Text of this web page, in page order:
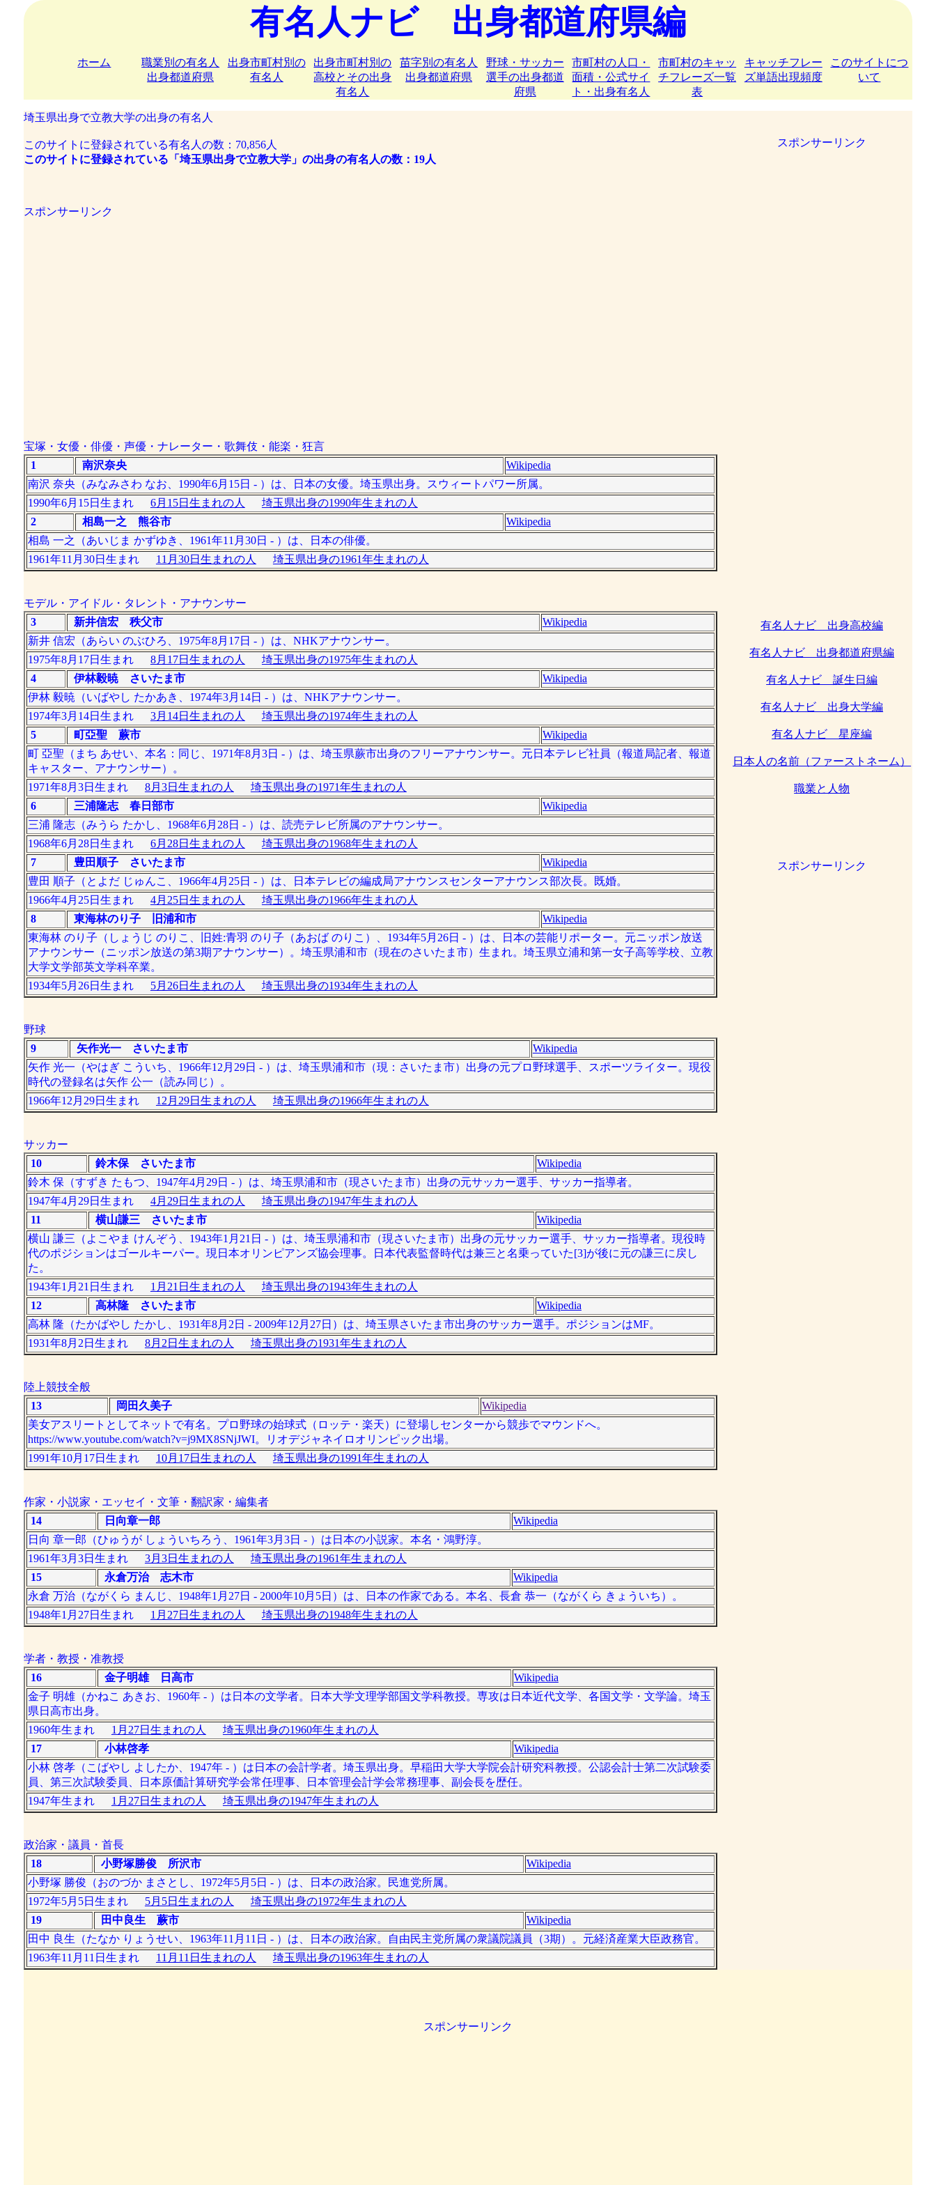
有名人ナビ 出身都道府県編
ホーム
職業別の有名人
出身都道府県
出身市町村別の
有名人
出身市町村別の
高校とその出身
有名人
苗字別の有名人
出身都道府県
野球・サッカー
選手の出身都道
府県
市町村の人口・
面積・公式サイ
ト・出身有名人
市町村のキャッ
チフレーズ一覧
表
キャッチフレー
ズ単語出現頻度
このサイトにつ
いて
埼玉県出身で立教大学の出身の有名人
このサイトに登録されている有名人の数：70,856人
このサイトに登録されている「埼玉県出身で立教大学」の出身の有名人の数：19人
スポンサーリンク
宝塚・女優・俳優・声優・ナレーター・歌舞伎・能楽・狂言
1
南沢奈央
Wikipedia
南沢 奈央（みなみさわ なお、1990年6月15日 - ）は、日本の女優。埼玉県出身。スウィートパワー所属。
1990年6月15日生まれ 6月15日生まれの人
埼玉県出身の1990年生まれの人
2
相島一之 熊谷市
Wikipedia
相島 一之（あいじま かずゆき、1961年11月30日 - ）は、日本の俳優。
1961年11月30日生まれ 11月30日生まれの人 埼玉県出身の1961年生まれの人
モデル・アイドル・タレント・アナウンサー
3
新井信宏 秩父市
Wikipedia
新井 信宏（あらい のぶひろ、1975年8月17日 - ）は、NHKアナウンサー。
1975年8月17日生まれ 8月17日生まれの人
埼玉県出身の1975年生まれの人
4
伊林毅暁 さいたま市
Wikipedia
伊林 毅暁（いばやし たかあき、1974年3月14日 - ）は、NHKアナウンサー。
1974年3月14日生まれ 3月14日生まれの人
埼玉県出身の1974年生まれの人
5
町亞聖 蕨市
Wikipedia
町 亞聖（まち あせい、本名：同じ、1971年8月3日 - ）は、埼玉県蕨市出身のフリーアナウンサー。元日本テレビ社員（報道局記者、報道
キャスター、アナウンサー）。
1971年8月3日生まれ 8月3日生まれの人
埼玉県出身の1971年生まれの人
6
三浦隆志 春日部市
Wikipedia
三浦 隆志（みうら たかし、1968年6月28日 - ）は、読売テレビ所属のアナウンサー。
1968年6月28日生まれ 6月28日生まれの人
埼玉県出身の1968年生まれの人
7
豊田順子 さいたま市
Wikipedia
豊田 順子（とよだ じゅんこ、1966年4月25日 - ）は、日本テレビの編成局アナウンスセンターアナウンス部次長。既婚。
1966年4月25日生まれ 4月25日生まれの人
埼玉県出身の1966年生まれの人
8
東海林のり子 旧浦和市
Wikipedia
東海林 のり子（しょうじ のりこ、旧姓:青羽 のり子（あおば のりこ）、1934年5月26日 - ）は、日本の芸能リポーター。元ニッポン放送
アナウンサー（ニッポン放送の第3期アナウンサー）。埼玉県浦和市（現在のさいたま市）生まれ。埼玉県立浦和第一女子高等学校、立教
大学文学部英文学科卒業。
1934年5月26日生まれ 5月26日生まれの人 埼玉県出身の1934年生まれの人
野球
9
矢作光一 さいたま市
Wikipedia
矢作 光一（やはぎ こういち、1966年12月29日 - ）は、埼玉県浦和市（現：さいたま市）出身の元プロ野球選手、スポーツライター。現役
時代の登録名は矢作 公一（読み同じ）。
1966年12月29日生まれ 12月29日生まれの人 埼玉県出身の1966年生まれの人
サッカー
10
鈴木保 さいたま市
Wikipedia
鈴木 保（すずき たもつ、1947年4月29日 - ）は、埼玉県浦和市（現さいたま市）出身の元サッカー選手、サッカー指導者。
1947年4月29日生まれ 4月29日生まれの人
埼玉県出身の1947年生まれの人
11
横山謙三 さいたま市
Wikipedia
横山 謙三（よこやま けんぞう、1943年1月21日 - ）は、埼玉県浦和市（現さいたま市）出身の元サッカー選手、サッカー指導者。現役時
代のポジションはゴールキーパー。現日本オリンピアンズ協会理事。日本代表監督時代は兼三と名乗っていた[3]が後に元の謙三に戻し
た。
1943年1月21日生まれ 1月21日生まれの人
埼玉県出身の1943年生まれの人
12
高林隆 さいたま市
Wikipedia
高林 隆（たかばやし たかし、1931年8月2日 - 2009年12月27日）は、埼玉県さいたま市出身のサッカー選手。ポジションはMF。
1931年8月2日生まれ 8月2日生まれの人 埼玉県出身の1931年生まれの人
陸上競技全般
13
岡田久美子
Wikipedia
美女アスリートとしてネットで有名。プロ野球の始球式（ロッテ・楽天）に登場しセンターから競歩でマウンドへ。
https://www.youtube.com/watch?v=j9MX8SNjJWI。リオデジャネイロオリンピック出場。
1991年10月17日生まれ 10月17日生まれの人 埼玉県出身の1991年生まれの人
作家・小説家・エッセイ・文筆・翻訳家・編集者
14
日向章一郎
Wikipedia
日向 章一郎（ひゅうが しょういちろう、1961年3月3日 - ）は日本の小説家。本名・鴻野淳。
1961年3月3日生まれ 3月3日生まれの人
埼玉県出身の1961年生まれの人
15
永倉万治 志木市
Wikipedia
永倉 万治（ながくら まんじ、1948年1月27日 - 2000年10月5日）は、日本の作家である。本名、長倉 恭一（ながくら きょういち）。
1948年1月27日生まれ 1月27日生まれの人 埼玉県出身の1948年生まれの人
学者・教授・准教授
16
金子明雄 日高市
Wikipedia
金子 明雄（かねこ あきお、1960年 - ）は日本の文学者。日本大学文理学部国文学科教授。専攻は日本近代文学、各国文学・文学論。埼玉
県日高市出身。
1960年生まれ 1月27日生まれの人
埼玉県出身の1960年生まれの人
17
小林啓孝
Wikipedia
小林 啓孝（こばやし よしたか、1947年 - ）は日本の会計学者。埼玉県出身。早稲田大学大学院会計研究科教授。公認会計士第二次試験委
員、第三次試験委員、日本原価計算研究学会常任理事、日本管理会計学会常務理事、副会長を歴任。
1947年生まれ 1月27日生まれの人 埼玉県出身の1947年生まれの人
政治家・議員・首長
18
小野塚勝俊 所沢市
Wikipedia
小野塚 勝俊（おのづか まさとし、1972年5月5日 - ）は、日本の政治家。民進党所属。
1972年5月5日生まれ 5月5日生まれの人
埼玉県出身の1972年生まれの人
19
田中良生 蕨市
Wikipedia
田中 良生（たなか りょうせい、1963年11月11日 - ）は、日本の政治家。自由民主党所属の衆議院議員（3期）。元経済産業大臣政務官。
1963年11月11日生まれ 11月11日生まれの人 埼玉県出身の1963年生まれの人
スポンサーリンク
有名人ナビ 出身高校編
有名人ナビ 出身都道府県編
有名人ナビ 誕生日編
有名人ナビ 出身大学編
有名人ナビ 星座編
日本人の名前（ファーストネーム）
職業と人物
スポンサーリンク
スポンサーリンク